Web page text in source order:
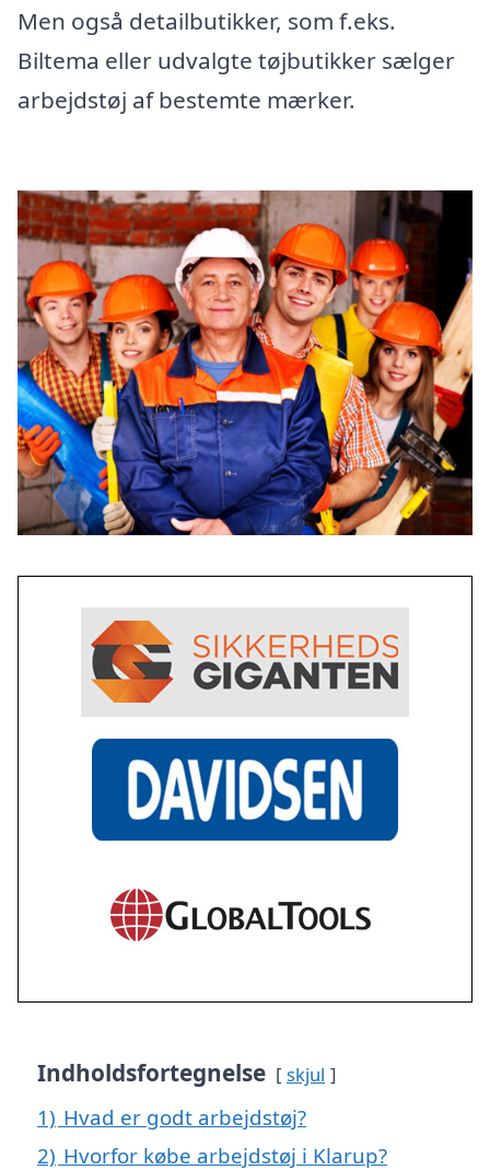
Men også detailbutikker, som f.eks.
Biltema eller udvalgte tøjbutikker sælger
arbejdstøj af bestemte mærker.
Indholdsfortegnelse skjul
1) Hvad er godt arbejdstøj?
2) Hvorfor købe arbejdstøj i Klarup?